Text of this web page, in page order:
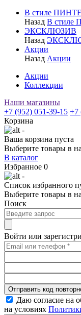
В стиле
Назад В стиле
ЭКСКЛЮЗИВ
Назад
Акции
Назад Акции
Акции
Коллекции
Наши магазины
+7 (952) 051-39-15 +7
Корзина
-
Ваша корзина пуста
Выберите товары в
В каталог
Избранное 0
-
Список избранного
Выберите товары в
Поиск
Войти или
Отправить код
Даю согласие на
на условиях